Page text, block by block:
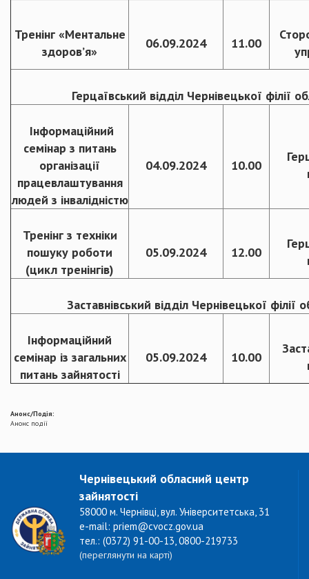
Тренінг «Ментальне
здоров’я»
06.09.2024 11.00
Герцаївський відділ Чернівецької філії
Інформаційний
семінар з питань
організації
працевлаштування
людей з інвалідністю
04.09.2024 10.00
Тренінг з техніки
пошуку роботи
(цикл тренінгів)
05.09.2024 12.00
Заставнівський відділ Чернівецької філії
Інформаційний
семінар із загальних
питань зайнятості
05.09.2024 10.00
Анонс/Подія:
Анонс події
Чернівецький обласний центр
зайнятості
58000 м. Чернівці, вул. Університетська, 31
e-mail: priem@cvocz.gov.ua
тел.: (0372) 91-00-13, 0800-219733
(переглянути на карті)